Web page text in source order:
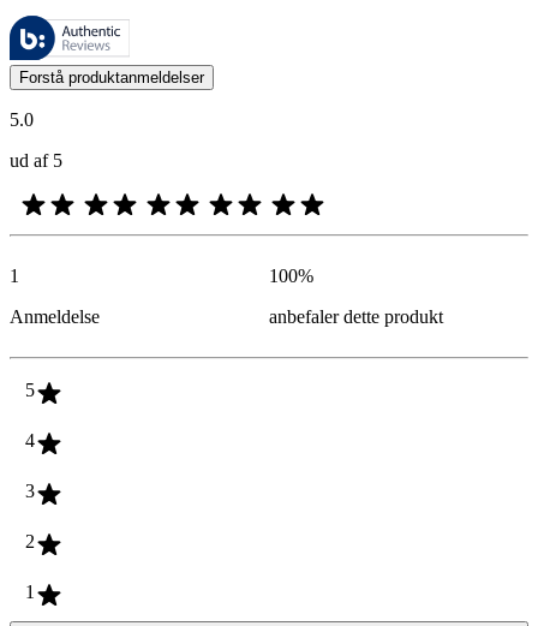
Disse anmeldelser administreres af Bazaarvoice og er i
Kundernes meninger i form af produkt- og stjernevurderinger er
Forstå produktanmeldelser
5.0
ud af 5
1
Anmeldelse
100%
anbefaler dette produkt
5
4
3
2
1